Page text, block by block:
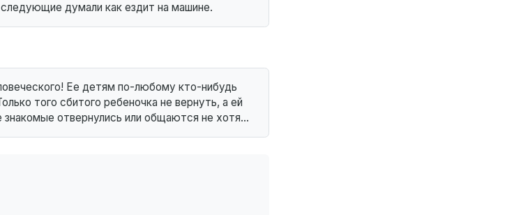
думали как ездит на машине.
Ее детям по-любому кто-нибудь
того сбитого ребеночка не вернуть, а ей
отвернулись или общаются не хотя…